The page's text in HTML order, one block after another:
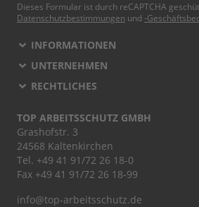
Dieses Formular ist durch reCAPTCHA
Datenschutzbestimmungen und -
INFORMATIONEN
UNTERNEHMEN
RECHTLICHES
TOP ARBEITSSCHUTZ GMBH
Grashofstr. 3
24568 Kaltenkirchen
Tel. +49 41 91/72 26 18-0
Fax +49 41 91/72 26 18-99
info@top-arbeitsschutz.de